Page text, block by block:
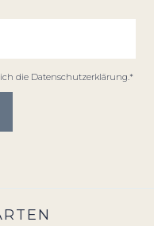
die Datenschutzerklärung.*